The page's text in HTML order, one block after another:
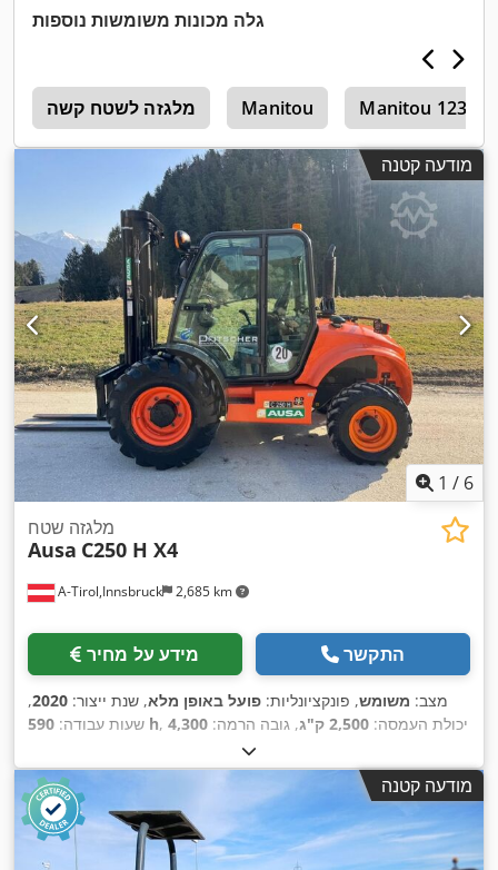
הנעה:Diesel,
גלה מכונות משומשות נוספות
מלגזה לשטח קשה Manitou Manitou 1233
מודעה קטנה
1 / 6
A-Tirol,Innsbruck 2,685 km
מלגזה שטח
Ausa C250 H X4
מידע על מחיר התקשר
מצב: משומש, פונקציונליות: פועל באופן מלא, שנת ייצור: 2020
,
שעות עבודה: 590 h , יכולת העמסה: 2,500 ק"ג , גובה הרמה: 4,300
1,330 מ"מ
טריפלקס, גובה בנייה:2,320 מ"מ , כוח:37 קילוואט (50.31 כ"ס)
,
רוחב מסגרת המזלג:
1,600 מ"מ
, משקל
עצמי:4,400 ק"ג , אורך כולל:4,240 מ"מ , סוג הנעה:Diesel, רוחב
בנייה:
1,800 מ"מ ,
מודעה קטנה